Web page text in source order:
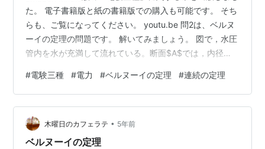
た。 電子書籍版と紙の書籍版での購入も可能です。 そち
らも、ご覧になってください。 youtu.be 問2は、ベルヌ
ーイの定理の問題です。 解いてみましょう。 図で，水圧
管内を水が充満して流れている。断面$A$では，内径
き，断面$A$との落差が$30m$，内径$2m$の断面
$B$における流速$[m/s]$と水圧$[kPa]$の最も近い値の
組合せとして，正しいものを次の（1）～（5）のうちか
ら一つ選べ。 ただし，重力加速度は$9.8m/s^2$，水の
密度は$1000kg…
#電験三種 #電力 #ベルヌーイの定理 #連続の定理
木曜日のカフェラテ • 5年前
ベルヌーイの定理